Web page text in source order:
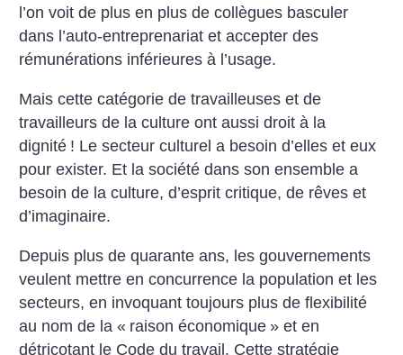
l’on voit de plus en plus de collègues basculer
dans l’auto-entreprenariat et accepter des
rémunérations inférieures à l’usage.
Mais cette catégorie de travailleuses et de
travailleurs de la culture ont aussi droit à la
dignité ! Le secteur culturel a besoin d’elles et eux
pour exister. Et la société dans son ensemble a
besoin de la culture, d’esprit critique, de rêves et
d’imaginaire.
Depuis plus de quarante ans, les gouvernements
veulent mettre en concurrence la population et les
secteurs, en invoquant toujours plus de flexibilité
au nom de la « raison économique » et en
détricotant le Code du travail. Cette stratégie